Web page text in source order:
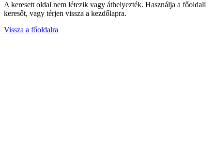
A keresett oldal nem létezik vagy áthelyezték. Használja a főoldali
keresőt, vagy térjen vissza a kezdőlapra.
Vissza a főoldalra